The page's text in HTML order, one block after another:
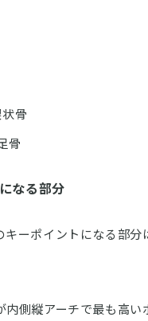
骨
骨
なる部分
キーポイントになる部分
内側縦アーチで最も高い